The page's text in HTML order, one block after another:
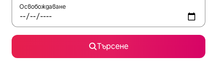
Освобождаване
Търсене